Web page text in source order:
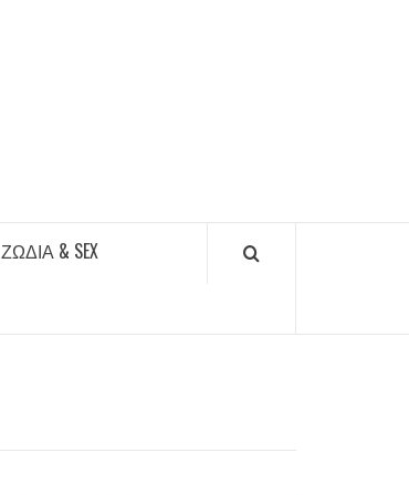
ΖΏΔΙΑ & SEX